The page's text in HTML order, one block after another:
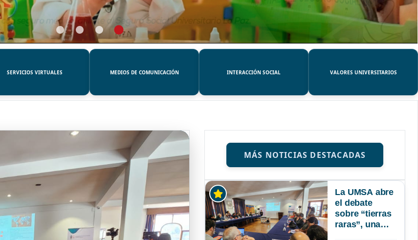
SERVICIOS VIRTUALES MEDIOS DE COMUNICACIÓN INTERACCIÓN SOCIAL VALORES UNIVERSITARIOS
MÁS NOTICIAS DESTACADAS
La UMSA abre
el debate
sobre “tierras
raras”, una